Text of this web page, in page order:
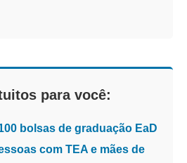
para você:
bolsas de graduação EaD
com TEA e mães de